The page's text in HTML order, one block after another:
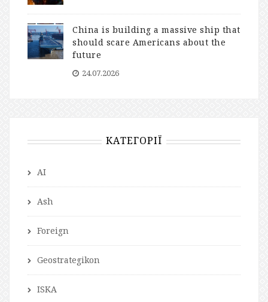
China is building a massive ship that
should scare Americans about the
future
24.07.2026
КАТЕГОРІЇ
AI
Ash
Foreign
Geostrategikon
ISKA